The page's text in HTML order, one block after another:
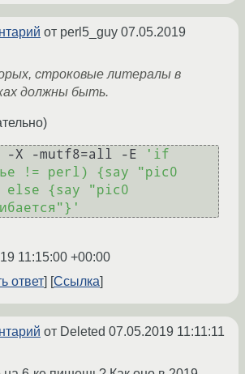
от perl5_guy 07.05.2019
строковые литералы в
должны быть.
-X -mutf8=all -E
'if
!= perl) {say "pic0
else {say "pic0
11:15:00 +00:00
ответ
Ссылка
от Deleted 07.05.2019 11:11:11